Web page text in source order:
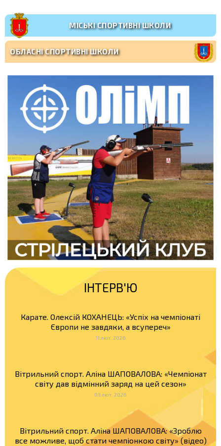
МІСЬКІ СПОРТИВНІ ШКОЛИ
ОБЛАСНІ СПОРТИВНІ ШКОЛИ
ІНТЕРВ'Ю
Карате. Олексій КОХАНЕЦЬ: «Успіх на чемпіонаті
Європи не завдяки, а всупереч»
11 лют. 2026
Вітрильний спорт. Аліна ШАПОВАЛОВА: «Чемпіонат
світу дав відмінний заряд на цей сезон»
03 лют. 2026
Вітрильний спорт. Аліна ШАПОВАЛОВА: «Зроблю
все можливе, щоб стати чемпіонкою світу» (відео)